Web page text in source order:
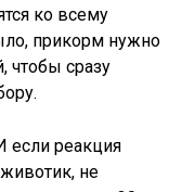
ко всему
прикорм нужно
чтобы сразу
если реакция
не